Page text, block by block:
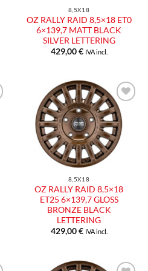
8,5X18
OZ RALLY RAID 8,5×18 ET0
6×139,7 MATT BLACK
SILVER LETTERING
429,00€ IVA incl.
Aggiungi
alla lista
dei
desideri
8,5X18
OZ RALLY RAID 8,5×18
ET25 6×139,7 GLOSS
BRONZE BLACK
LETTERING
429,00€ IVA incl.